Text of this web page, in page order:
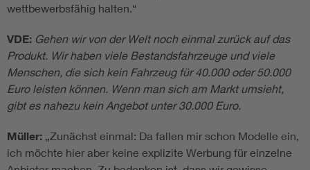
wettbewerbsfähig halten.“
VDE: Gehen wir von der Welt noch einmal zurück auf das
Produkt. Wir haben viele Bestandsfahrzeuge und viele
Menschen, die sich kein Fahrzeug für 40.000 oder 50.000
Euro leisten können. Wenn man sich am Markt umsieht,
gibt es nahezu kein Angebot unter 30.000 Euro.
Müller:
„Zunächst einmal: Da fallen mir schon Modelle ein,
ich möchte hier aber keine explizite Werbung für einzelne